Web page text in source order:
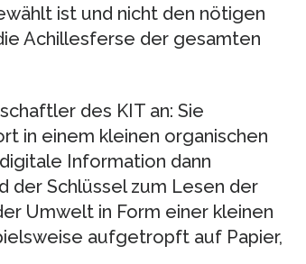
ist und nicht den nötigen
Achillesferse der gesamten
des KIT an: Sie
in einem kleinen organischen
Information dann
der Schlüssel zum Lesen der
Umwelt in Form einer kleinen
aufgetropft auf Papier,